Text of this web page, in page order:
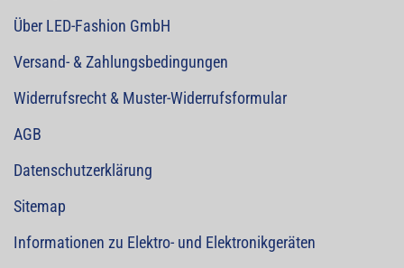
Über LED-Fashion GmbH
Versand- & Zahlungsbedingungen
Widerrufsrecht & Muster-Widerrufsformular
AGB
Datenschutzerklärung
Sitemap
Informationen zu Elektro- und Elektronikgeräten